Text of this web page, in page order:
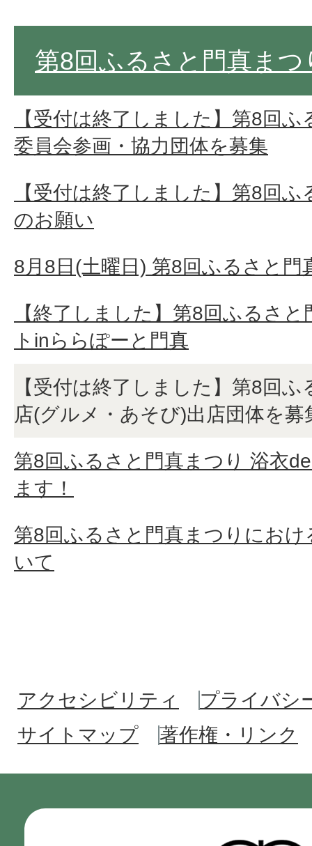
第8回ふるさと門真まつ
【受付は終了しました】第8回
委員会参画・協力団体を募集
【受付は終了しました】第8回
のお願い
8月8日(土曜日) 第8回ふるさと
【終了しました】第8回ふるさ
トinららぽーと門真
【受付は終了しました】第8回
店(グルメ・あそび)出店団体を募
第8回ふるさと門真まつり 浴衣
ます！
第8回ふるさと門真まつりにお
いて
アクセシビリティ
プライバシ
サイトマップ
著作権・リンク